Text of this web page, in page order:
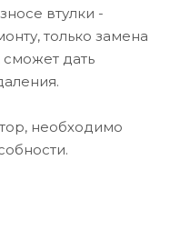
втулки -
только замена
дать
необходимо